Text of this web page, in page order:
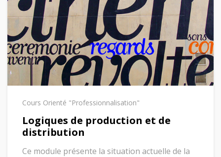
Cours Orienté "Professionnalisation"
Logiques de production et de
distribution
Ce module présente la situation actuelle de la